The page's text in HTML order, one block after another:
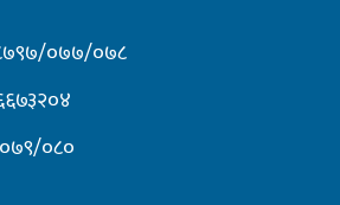
०७७/०७८
०७९/०८०